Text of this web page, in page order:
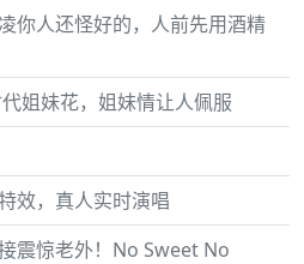
你人还怪好的，人前先用酒精
姐妹花，姐妹情让人佩服
效，真人实时演唱
震惊老外！No Sweet No